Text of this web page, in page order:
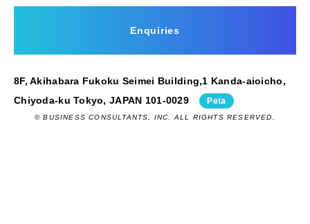
Enquiries
8F, Akihabara Fukoku Seimei Building,1 Kanda-aioicho,
Chiyoda-ku Tokyo, JAPAN 101-0029
Peta
© BUSINESS CONSULTANTS, INC. ALL RIGHTS RESERVED.